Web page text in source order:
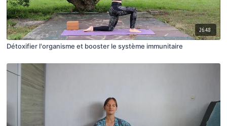
26:48
Détoxifier l'organisme et booster le système immunitaire